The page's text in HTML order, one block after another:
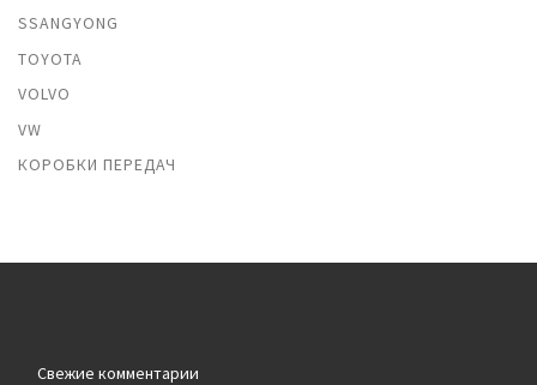
SSANGYONG
TOYOTA
VOLVO
VW
КОРОБКИ ПЕРЕДАЧ
Свежие комментарии